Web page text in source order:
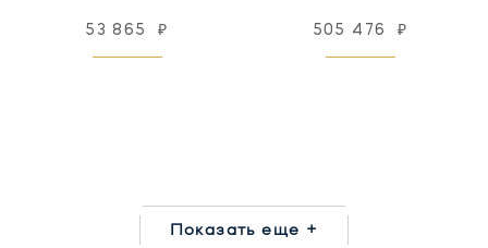
53 865 ₽ 505 476 ₽
Показать еще +